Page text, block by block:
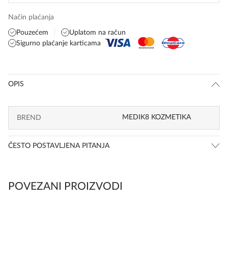
Način plaćanja
Pouzećem
Uplatom na račun
Sigurno plaćanje karticama
OPIS
BREND MEDIK8 KOZMETIKA
ČESTO POSTAVLJENA PITANJA
POVEZANI PROIZVODI